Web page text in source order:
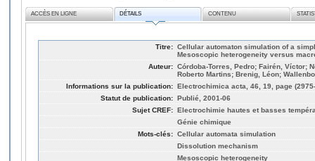
ACCÈS EN LIGNE DÉTAILS CONTENU
Titre: Cellular automaton simulation of a
Mesoscopic heterogeneity versus
Auteur: Córdoba-Torres, Pedro; Fairén, Víctor;
Roberto Martins; Brenig, Léon;
Informations sur la publication: Electrochimica acta, 46, 19, page
Statut de publication: Publié, 2001-06
Sujet CREF: Electrochimie hautes et basses
Génie chimique
Mots-clés: Cellular automata simulation
Dissolution mechanism
Mesoscopic heterogeneity